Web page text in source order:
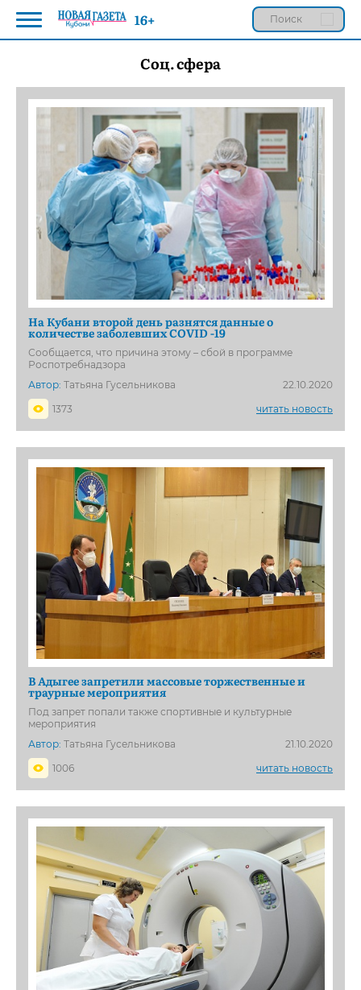
Соц. сфера
На Кубани второй день разнятся данные о
количестве заболевших COVID -19
Сообщается, что причина этому – сбой в программе
Роспотребнадзора
Автор: Татьяна Гусельникова
22.10.2020
1373
читать новость
В Адыгее запретили массовые торжественные и
траурные мероприятия
Под запрет попали также спортивные и культурные
мероприятия
Автор: Татьяна Гусельникова
21.10.2020
1006
читать новость
16+